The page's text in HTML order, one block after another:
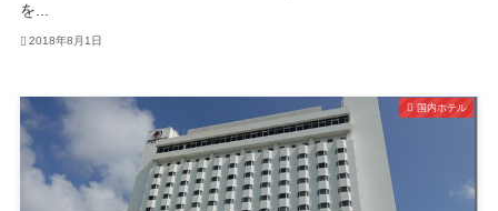
を...
2018年8月1日
国内ホテル